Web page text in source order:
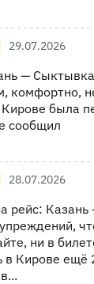
29.07.2026
—
комфортно,
была
сообщил
28.07.2026
рейс:
ни в
в Кирове ещё